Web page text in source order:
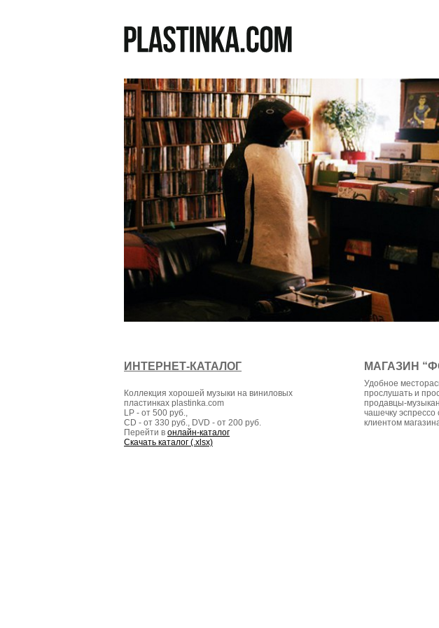
ИНТЕРНЕТ-КАТАЛОГ
Коллекция хорошей музыки на виниловых
пластинках plastinka.com
LP - от 500 руб.,
CD - от 330 руб., DVD - от 200 руб.
Перейти в онлайн-каталог
Cкачать каталог (.xlsx)
МАГАЗИН
Удобное
прослушать и
продавцы-
чашечку
клиентом